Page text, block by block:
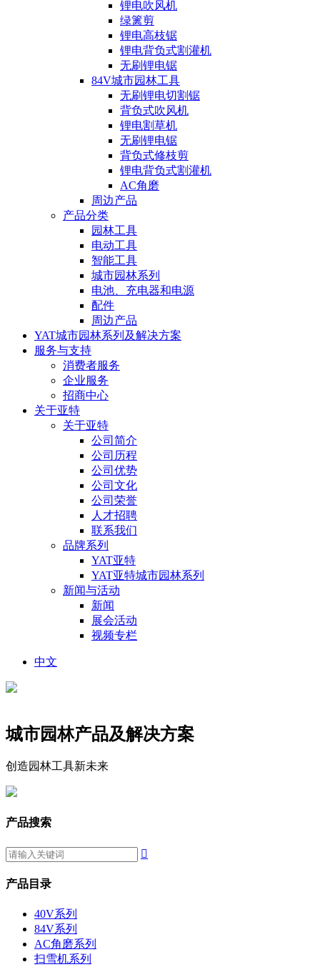
锂电吹风机
绿篱剪
锂电高枝锯
锂电背负式割灌机
无刷锂电锯
84V城市园林工具
无刷锂电切割锯
背负式吹风机
锂电割草机
无刷锂电锯
背负式修枝剪
锂电背负式割灌机
AC角磨
周边产品
产品分类
园林工具
电动工具
智能工具
城市园林系列
电池、充电器和电源
配件
周边产品
YAT城市园林系列及解决方案
服务与支持
消费者服务
企业服务
招商中心
关于亚特
关于亚特
公司简介
公司历程
公司优势
公司文化
公司荣誉
人才招聘
联系我们
品牌系列
YAT亚特
YAT亚特城市园林系列
新闻与活动
新闻
展会活动
视频专栏
中文
城市园林产品及解决方案
创造园林工具新未来
产品搜索

产品目录
40V系列
84V系列
AC角磨系列
扫雪机系列